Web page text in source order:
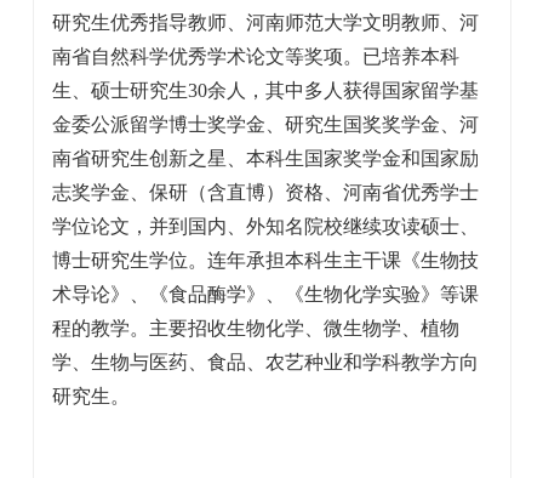
研究生优秀指导教师、河南师范大学文明教师、河
南省自然科学优秀学术论文等奖项。已培养本科
生、硕士研究生30余人，其中多人获得国家留学基
金委公派留学博士奖学金、研究生国奖奖学金、河
南省研究生创新之星、本科生国家奖学金和国家励
志奖学金、保研（含直博）资格、河南省优秀学士
学位论文，并到国内、外知名院校继续攻读硕士、
博士研究生学位。连年承担本科生主干课《生物技
术导论》、《食品酶学》、《生物化学实验》等课
程的教学。主要招收生物化学、微生物学、植物
学、生物与医药、食品、农艺种业和学科教学方向
研究生。